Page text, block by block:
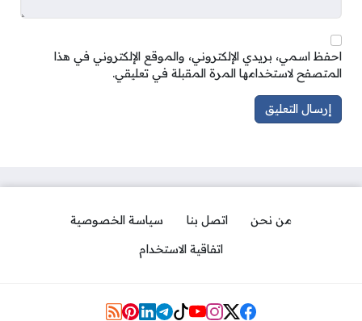
احفظ اسمي، بريدي الإلكتروني، والموقع الإلكتروني في هذا
المتصفح لاستخدامها المرة المقبلة في تعليقي.
من نحن اتصل بنا
سياسة الخصوصية
اتفاقية الاستخدام
Social Links